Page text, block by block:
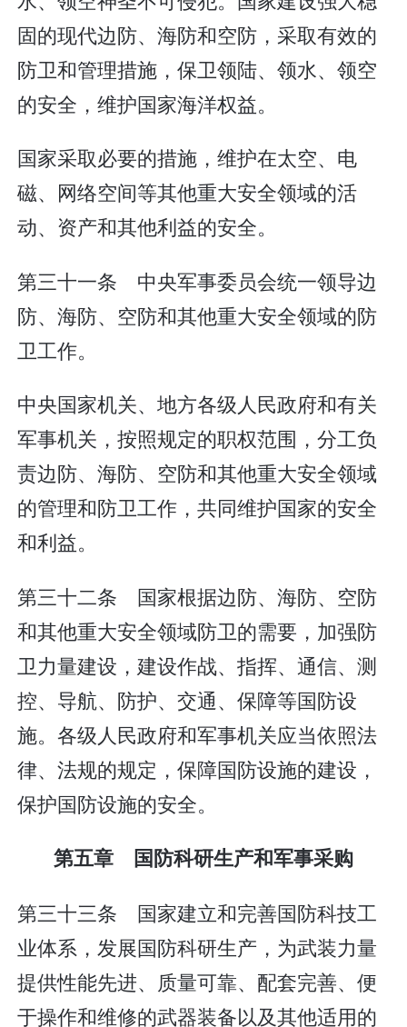
固的现代边防、海防和空防，采取有效的
防卫和管理措施，保卫领陆、领水、领空
的安全，维护国家海洋权益。
国家采取必要的措施，维护在太空、电
磁、网络空间等其他重大安全领域的活
动、资产和其他利益的安全。
第三十一条 中央军事委员会统一领导边
防、海防、空防和其他重大安全领域的防
卫工作。
中央国家机关、地方各级人民政府和有关
军事机关，按照规定的职权范围，分工负
责边防、海防、空防和其他重大安全领域
的管理和防卫工作，共同维护国家的安全
和利益。
第三十二条 国家根据边防、海防、空防
和其他重大安全领域防卫的需要，加强防
卫力量建设，建设作战、指挥、通信、测
控、导航、防护、交通、保障等国防设
施。各级人民政府和军事机关应当依照法
律、法规的规定，保障国防设施的建设，
保护国防设施的安全。
第五章 国防科研生产和军事采购
第三十三条 国家建立和完善国防科技工
业体系，发展国防科研生产，为武装力量
提供性能先进、质量可靠、配套完善、便
于操作和维修的武器装备以及其他适用的